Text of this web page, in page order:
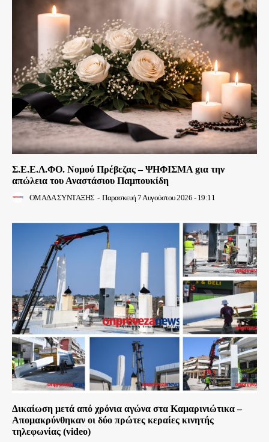
Σ.Ε.Ε.Λ.ΦΟ. Νομού Πρέβεζας – ΨΗΦΙΣΜΑ gια την
απώλεια του Αναστάσιου Παμπουκίδη
ΟΜΑΔΑ ΣΥΝΤΑΞΗΣ - Παρασκευή 7 Αυγούστου 2026 - 19:11
Δικαίωση μετά από χρόνια αγώνα στα Καμαρινιώτικα –
Απομακρύνθηκαν οι δύο πρώτες κεραίες κινητής
τηλεφωνίας (video)